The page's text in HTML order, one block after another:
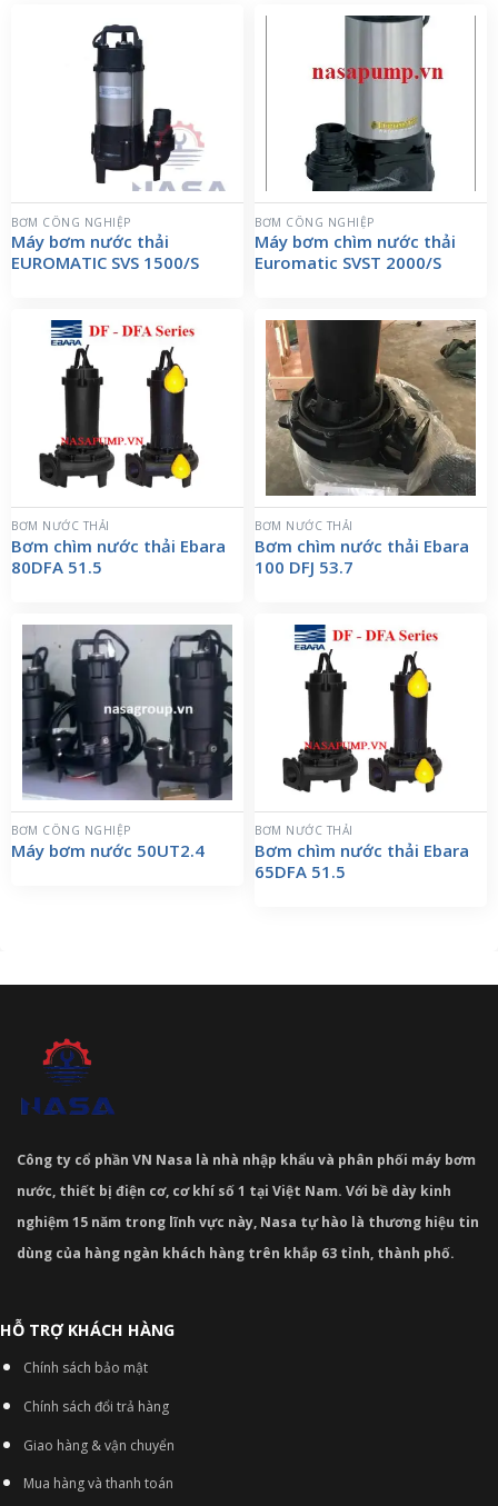
BƠM CÔNG NGHIỆP
Máy bơm nước thải
EUROMATIC SVS 1500/S
BƠM CÔNG NGHIỆP
Máy bơm chìm nước thải
Euromatic SVST 2000/S
BƠM NƯỚC THẢI
Bơm chìm nước thải Ebara
80DFA 51.5
BƠM NƯỚC THẢI
Bơm chìm nước thải Ebara
100 DFJ 53.7
BƠM CÔNG NGHIỆP
Máy bơm nước 50UT2.4
BƠM NƯỚC THẢI
Bơm chìm nước thải Ebara
65DFA 51.5
Công ty cổ phần VN Nasa là nhà nhập khẩu và phân phối máy bơm
nước, thiết bị điện cơ, cơ khí số 1 tại Việt Nam. Với bề dày kinh
nghiệm 15 năm trong lĩnh vực này, Nasa tự hào là thương hiệu tin
dùng của hàng ngàn khách hàng trên khắp 63 tỉnh, thành phố.
HỖ TRỢ KHÁCH HÀNG
Chính sách bảo mật
Chính sách đổi trả hàng
Giao hàng & vận chuyển
Mua hàng và thanh toán